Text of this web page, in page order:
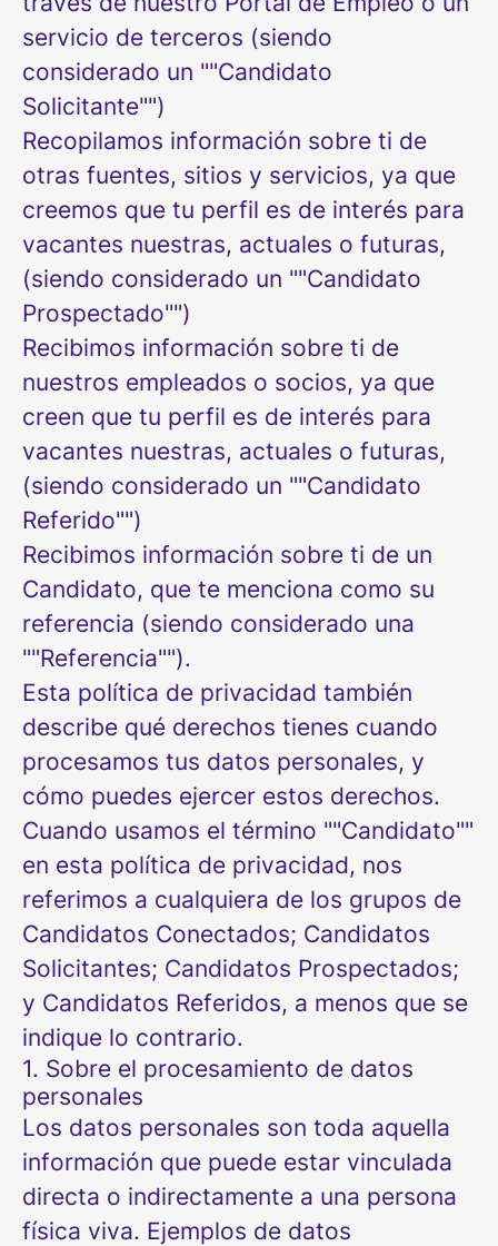
servicio de terceros (siendo
considerado un ""Candidato
Solicitante"")
Recopilamos información sobre ti de
otras fuentes, sitios y servicios, ya que
creemos que tu perfil es de interés para
vacantes nuestras, actuales o futuras,
(siendo considerado un ""Candidato
Prospectado"")
Recibimos información sobre ti de
nuestros empleados o socios, ya que
creen que tu perfil es de interés para
vacantes nuestras, actuales o futuras,
(siendo considerado un ""Candidato
Referido"")
Recibimos información sobre ti de un
Candidato, que te menciona como su
referencia (siendo considerado una
""Referencia"").
Esta política de privacidad también
describe qué derechos tienes cuando
procesamos tus datos personales, y
cómo puedes ejercer estos derechos.
Cuando usamos el término ""Candidato""
en esta política de privacidad, nos
referimos a cualquiera de los grupos de
Candidatos Conectados; Candidatos
Solicitantes; Candidatos Prospectados;
y Candidatos Referidos, a menos que se
indique lo contrario.
1. Sobre el procesamiento de datos
personales
Los datos personales son toda aquella
información que puede estar vinculada
directa o indirectamente a una persona
física viva. Ejemplos de datos